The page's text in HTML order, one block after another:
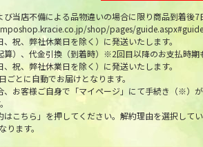
当店不備による品物違いの場合に限り商品到着後
shop/pages/
祝、弊社休業日を除く）に発送いたします。
）、代金引換（到着時）※2回目以降のお支払時期
祝、弊社休業日を除く）に発送いたします。
とに自動でお届けとなります。
お客様ご自身で「マイページ」にて手続き（※）
こちら」を押してください。解約理由を選択して
ます。